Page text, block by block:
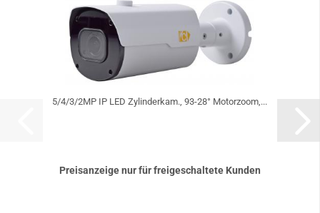
5/4/3/2MP IP LED Zylinderkam., 93-28° Motorzoom,...
Preisanzeige nur für freigeschaltete Kunden